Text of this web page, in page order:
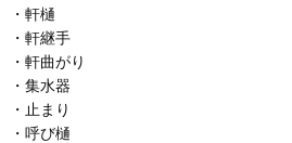
・軒樋
・軒継手
・軒曲がり
・集水器
・止まり
・呼び樋